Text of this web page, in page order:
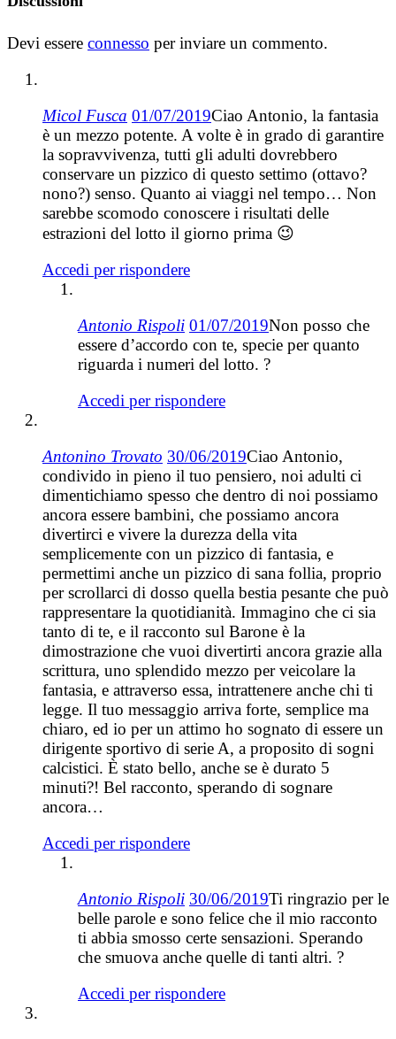
Devi essere connesso per inviare un commento.
Micol Fusca 01/07/2019Ciao Antonio, la fantasia
è un mezzo potente. A volte è in grado di garantire
la sopravvivenza, tutti gli adulti dovrebbero
conservare un pizzico di questo settimo (ottavo?
nono?) senso. Quanto ai viaggi nel tempo… Non
sarebbe scomodo conoscere i risultati delle
estrazioni del lotto il giorno prima 😉
Accedi per rispondere
Antonio Rispoli 01/07/2019Non posso che
essere d’accordo con te, specie per quanto
riguarda i numeri del lotto. ?
Accedi per rispondere
Antonino Trovato 30/06/2019Ciao Antonio,
condivido in pieno il tuo pensiero, noi adulti ci
dimentichiamo spesso che dentro di noi possiamo
ancora essere bambini, che possiamo ancora
divertirci e vivere la durezza della vita
semplicemente con un pizzico di fantasia, e
permettimi anche un pizzico di sana follia, proprio
per scrollarci di dosso quella bestia pesante che può
rappresentare la quotidianità. Immagino che ci sia
tanto di te, e il racconto sul Barone è la
dimostrazione che vuoi divertirti ancora grazie alla
scrittura, uno splendido mezzo per veicolare la
fantasia, e attraverso essa, intrattenere anche chi ti
legge. Il tuo messaggio arriva forte, semplice ma
chiaro, ed io per un attimo ho sognato di essere un
dirigente sportivo di serie A, a proposito di sogni
calcistici. È stato bello, anche se è durato 5
minuti?! Bel racconto, sperando di sognare
ancora…
Accedi per rispondere
Antonio Rispoli 30/06/2019Ti ringrazio per le
belle parole e sono felice che il mio racconto
ti abbia smosso certe sensazioni. Sperando
che smuova anche quelle di tanti altri. ?
Accedi per rispondere